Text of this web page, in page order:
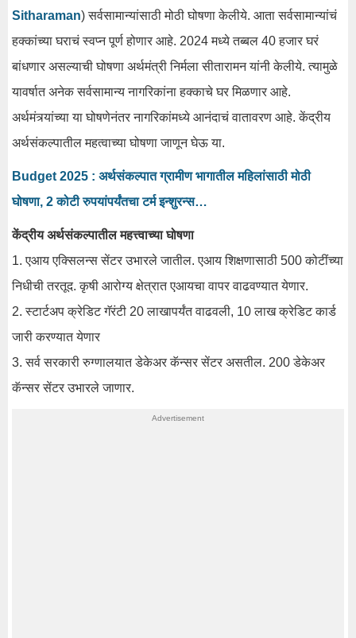
Sitharaman) सर्वसामान्यांसाठी मोठी घोषणा केलीये. आता सर्वसामान्यांचं
हक्कांच्या घराचं स्वप्न पूर्ण होणार आहे. 2024 मध्ये तब्बल 40 हजार घरं
बांधणार असल्याची घोषणा अर्थमंत्री निर्मला सीतारामन यांनी केलीये. त्यामुळे
यावर्षात अनेक सर्वसामान्य नागरिकांना हक्काचे घर मिळणार आहे.
अर्थमंत्र्यांच्या या घोषणेनंतर नागरिकांमध्ये आनंदाचं वातावरण आहे. केंद्रीय
अर्थसंकल्पातील महत्वाच्या घोषणा जाणून घेऊ या.
Budget 2025 : अर्थसंकल्पात ग्रामीण भागातील महिलांसाठी मोठी
घोषणा, 2 कोटी रुपयांपर्यंतचा टर्म इन्शुरन्स…
केंद्रीय अर्थसंकल्पातील महत्त्वाच्या घोषणा
1. एआय एक्सिलन्स सेंटर उभारले जातील. एआय शिक्षणासाठी 500 कोटींच्या
निधीची तरतूद. कृषी आरोग्य क्षेत्रात एआयचा वापर वाढवण्यात येणार.
2. स्टार्टअप क्रेडिट गॅरंटी 20 लाखापर्यंत वाढवली, 10 लाख क्रेडिट कार्ड
जारी करण्यात येणार
3. सर्व सरकारी रुग्णालयात डेकेअर कॅन्सर सेंटर असतील. 200 डेकेअर
कॅन्सर सेंटर उभारले जाणार.